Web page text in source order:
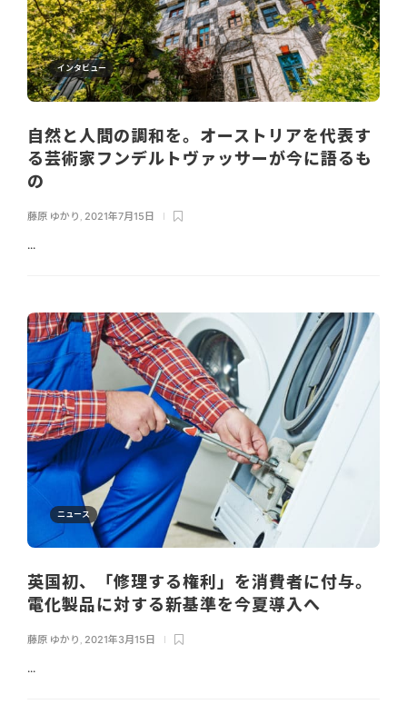
インタビュー
自然と人間の調和を。オーストリアを代表す
る芸術家フンデルトヴァッサーが今に語るも
の
藤原 ゆかり 2021年7月15日
...
ニュース
英国初、「修理する権利」を消費者に付与。
電化製品に対する新基準を今夏導入へ
藤原 ゆかり , 2021年3月15日
...